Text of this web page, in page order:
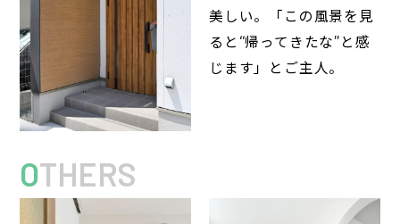
美しい。「この風景を見
ると“帰ってきたな”と感
じます」とご主人。
OTHERS